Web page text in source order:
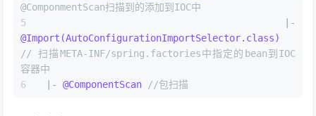
@ComponmentScan扫描到的添加到IOC中
@Import(AutoConfigurationImportSelector.class)
// 扫描META-INF/spring.factories中指定的bean到IOC
容器中
|- @ComponentScan //包扫描